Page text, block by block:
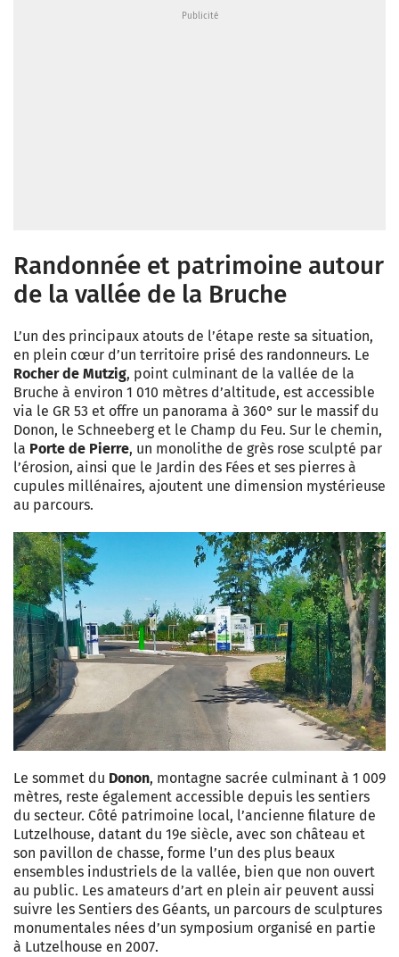
Randonnée et patrimoine autour
de la vallée de la Bruche
L’un des principaux atouts de l’étape reste sa situation,
en plein cœur d’un territoire prisé des randonneurs. Le
Rocher de Mutzig, point culminant de la vallée de la
Bruche à environ 1 010 mètres d’altitude, est accessible
via le GR 53 et offre un panorama à 360° sur le massif du
Donon, le Schneeberg et le Champ du Feu. Sur le chemin,
la Porte de Pierre, un monolithe de grès rose sculpté par
l’érosion, ainsi que le Jardin des Fées et ses pierres à
cupules millénaires, ajoutent une dimension mystérieuse
au parcours.
Le sommet du Donon, montagne sacrée culminant à 1 009
mètres, reste également accessible depuis les sentiers
du secteur. Côté patrimoine local, l’ancienne filature de
Lutzelhouse, datant du 19e siècle, avec son château et
son pavillon de chasse, forme l’un des plus beaux
ensembles industriels de la vallée, bien que non ouvert
au public. Les amateurs d’art en plein air peuvent aussi
suivre les Sentiers des Géants, un parcours de sculptures
monumentales nées d’un symposium organisé en partie
à Lutzelhouse en 2007.